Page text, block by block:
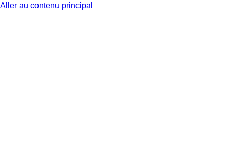
Aller au contenu principal